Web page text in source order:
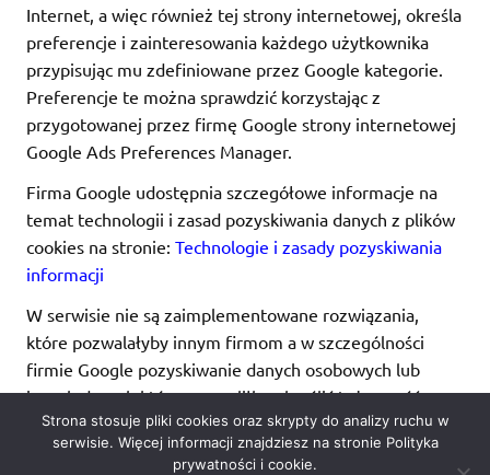
Internet, a więc również tej strony internetowej, określa
preferencje i zainteresowania każdego użytkownika
przypisując mu zdefiniowane przez Google kategorie.
Preferencje te można sprawdzić korzystając z
przygotowanej przez firmę Google strony internetowej
Google Ads Preferences Manager.
Firma Google udostępnia szczegółowe informacje na
temat technologii i zasad pozyskiwania danych z plików
cookies na stronie: Technologie i zasady pozyskiwania
informacji
W serwisie nie są zaimplementowane rozwiązania,
które pozwalałyby innym firmom a w szczególności
firmie Google pozyskiwanie danych osobowych lub
innych danych które pozwoliłby określić tożsamość
użytkownika korzystającego z serwisu internetowego
lub innych powiązanych serwisów www.
Strona stosuje pliki cookies oraz skrypty do analizy ruchu w
serwisie. Więcej informacji znajdziesz na stronie Polityka
prywatności i cookie.